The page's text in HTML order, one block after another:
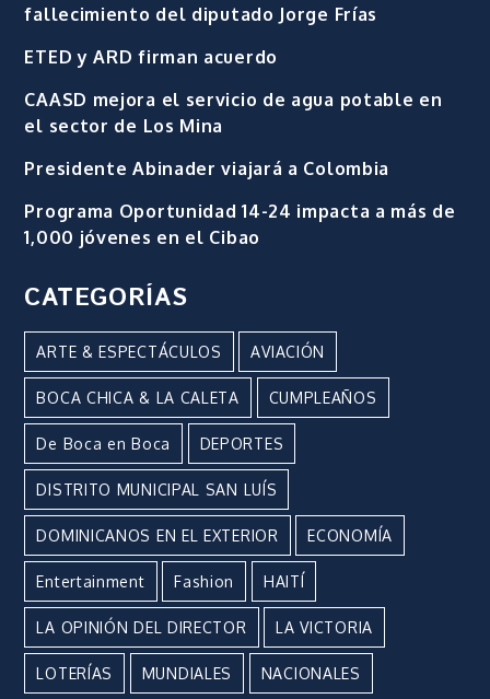
fallecimiento del diputado Jorge Frías
ETED y ARD firman acuerdo
CAASD mejora el servicio de agua potable en
el sector de Los Mina
Presidente Abinader viajará a Colombia
Programa Oportunidad 14-24 impacta a más de
1,000 jóvenes en el Cibao
CATEGORÍAS
ARTE & ESPECTÁCULOS AVIACIÓN
BOCA CHICA & LA CALETA CUMPLEAÑOS
De Boca en Boca DEPORTES
DISTRITO MUNICIPAL SAN LUÍS
DOMINICANOS EN EL EXTERIOR ECONOMÍA
Entertainment Fashion HAITÍ
LA OPINIÓN DEL DIRECTOR LA VICTORIA
LOTERÍAS MUNDIALES NACIONALES